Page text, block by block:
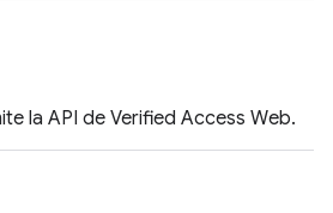
la API de Verified Access Web.